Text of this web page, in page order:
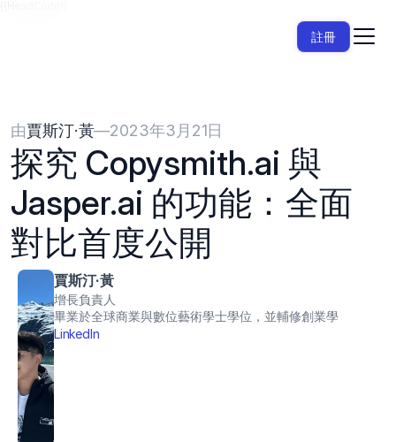
註冊
由賈斯汀·黃—2023年3月21日
探究 Copysmith.ai 與
Jasper.ai 的功能：全面
對比首度公開
賈斯汀·黃
增長負責人
畢業於全球商業與數位藝術學士學位，並輔修創業學
LinkedIn